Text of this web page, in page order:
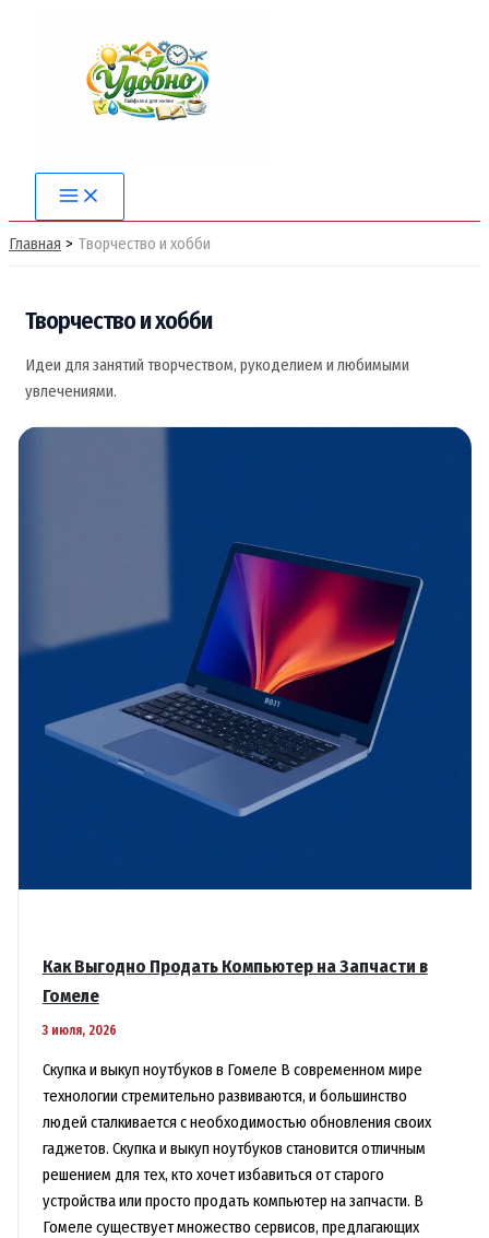
содержимому
Main
Menu
Главная Творчество и хобби
Творчество и хобби
Идеи для занятий творчеством, рукоделием и любимыми
увлечениями.
Как Выгодно Продать Компьютер на Запчасти в
Гомеле
3 июля, 2026
Скупка и выкуп ноутбуков в Гомеле В современном мире
технологии стремительно развиваются, и большинство
людей сталкивается с необходимостью обновления своих
гаджетов. Скупка и выкуп ноутбуков становится отличным
решением для тех, кто хочет избавиться от старого
устройства или просто продать компьютер на запчасти. В
Гомеле существует множество сервисов, предлагающих